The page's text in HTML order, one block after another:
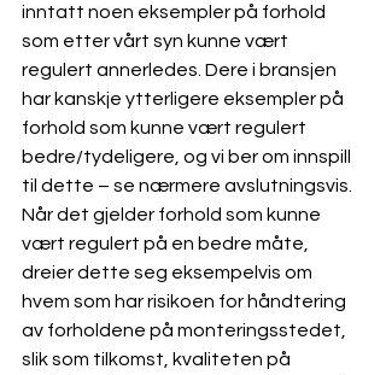
inntatt noen eksempler på forhold
som etter vårt syn kunne vært
regulert annerledes. Dere i bransjen
har kanskje ytterligere eksempler på
forhold som kunne vært regulert
bedre/tydeligere, og vi ber om innspill
til dette – se nærmere avslutningsvis.
Når det gjelder forhold som kunne
vært regulert på en bedre måte,
dreier dette seg eksempelvis om
hvem som har risikoen for håndtering
av forholdene på monteringsstedet,
slik som tilkomst, kvaliteten på